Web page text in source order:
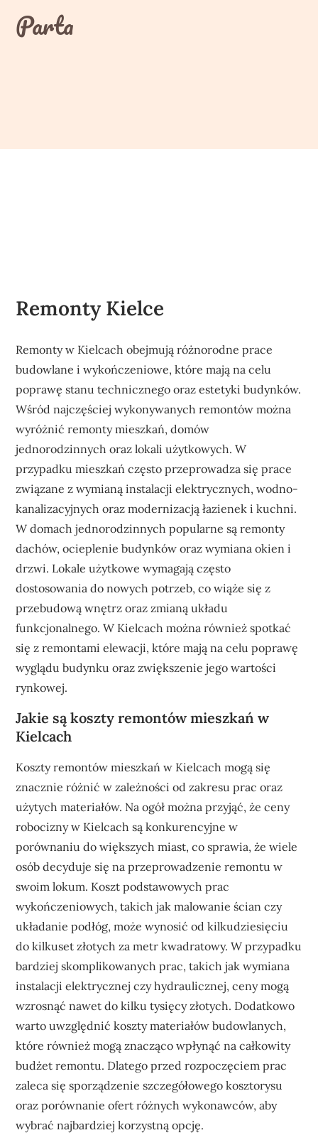
contentParta
Remonty Kielce
Remonty w Kielcach obejmują różnorodne prace
budowlane i wykończeniowe, które mają na celu
poprawę stanu technicznego oraz estetyki budynków.
Wśród najczęściej wykonywanych remontów można
wyróżnić remonty mieszkań, domów
jednorodzinnych oraz lokali użytkowych. W
przypadku mieszkań często przeprowadza się prace
związane z wymianą instalacji elektrycznych, wodno-
kanalizacyjnych oraz modernizacją łazienek i kuchni.
W domach jednorodzinnych popularne są remonty
dachów, ocieplenie budynków oraz wymiana okien i
drzwi. Lokale użytkowe wymagają często
dostosowania do nowych potrzeb, co wiąże się z
przebudową wnętrz oraz zmianą układu
funkcjonalnego. W Kielcach można również spotkać
się z remontami elewacji, które mają na celu poprawę
wyglądu budynku oraz zwiększenie jego wartości
rynkowej.
Jakie są koszty remontów mieszkań w
Kielcach
Koszty remontów mieszkań w Kielcach mogą się
znacznie różnić w zależności od zakresu prac oraz
użytych materiałów. Na ogół można przyjąć, że ceny
robocizny w Kielcach są konkurencyjne w
porównaniu do większych miast, co sprawia, że wiele
osób decyduje się na przeprowadzenie remontu w
swoim lokum. Koszt podstawowych prac
wykończeniowych, takich jak malowanie ścian czy
układanie podłóg, może wynosić od kilkudziesięciu
do kilkuset złotych za metr kwadratowy. W przypadku
bardziej skomplikowanych prac, takich jak wymiana
instalacji elektrycznej czy hydraulicznej, ceny mogą
wzrosnąć nawet do kilku tysięcy złotych. Dodatkowo
warto uwzględnić koszty materiałów budowlanych,
które również mogą znacząco wpłynąć na całkowity
budżet remontu. Dlatego przed rozpoczęciem prac
zaleca się sporządzenie szczegółowego kosztorysu
oraz porównanie ofert różnych wykonawców, aby
wybrać najbardziej korzystną opcję.